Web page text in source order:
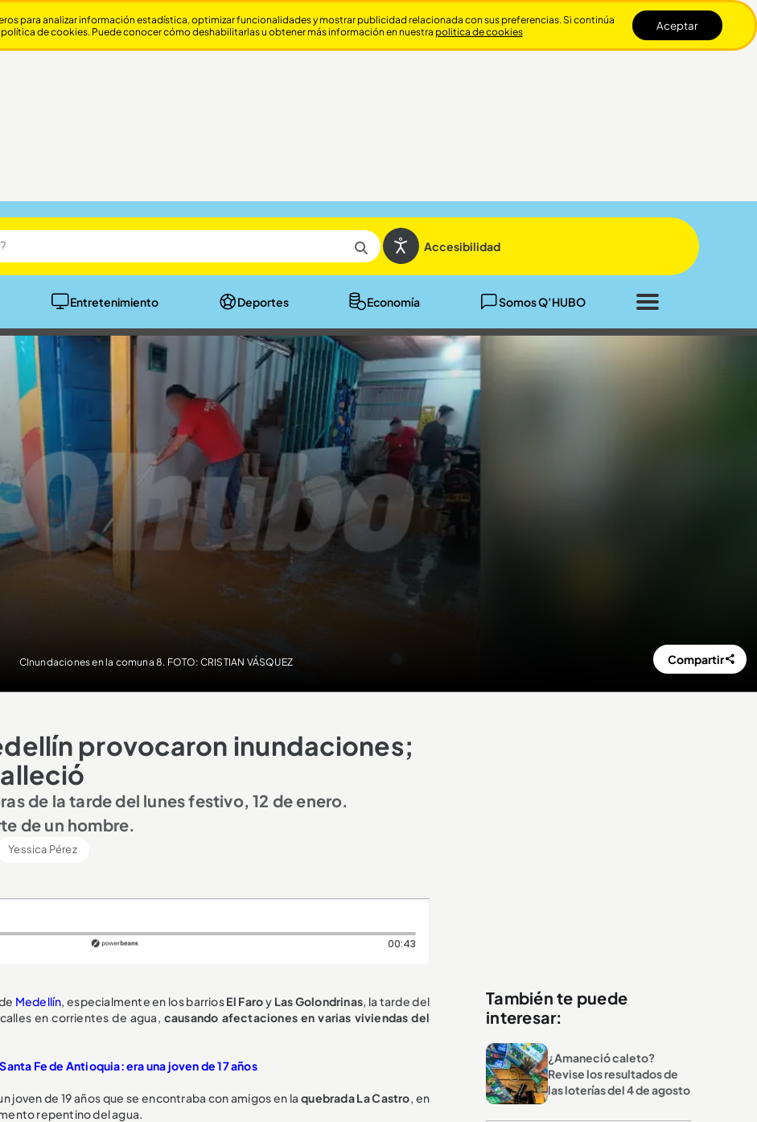
Accesibilidad
Entretenimiento Deportes Economía Somos Q’HUBO
Cerrar
CInundaciones en la comuna 8. FOTO: CRISTIAN VÁSQUEZ Compartir
provocaron inundaciones;
de la tarde del lunes festivo, 12 de enero.
de un hombre.
Yessica Pérez
00:43Duración: 43 segundos
Medellín, especialmente en los barriosEl Faroy Las Golondrinas, la tarde del
en corrientes de agua, causando afectaciones en varias viviendas del
Fe de Antioquia: era una joven de 17 años
joven de 19 años que se encontraba con amigos en laquebrada La Castro, en
repentino del agua.
También te puede
interesar:
¿Amaneció caleto?
Revise los resultados de
las loterías del 4 de agosto
para analizar información estadística, optimizar funcionalidades y mostrar publicidad relacionada con sus preferencias. Si continúa
de cookies. Puede conocer cómo deshabilitarlas u obtener más información en nuestra politica de cookies Aceptar